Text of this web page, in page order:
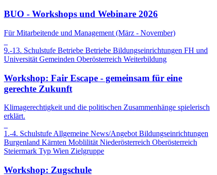
BUO - Workshops und Webinare 2026
Für Mitarbeitende und Management (März - November)
9.-13. Schulstufe Betriebe Betriebe Bildungseinrichtungen FH und
Universität Gemeinden Oberösterreich Weiterbildung
Workshop: Fair Escape - gemeinsam für eine
gerechte Zukunft
Klimagerechtigkeit und die politischen Zusammenhänge spielerisch
erklärt.
1.-4. Schulstufe Allgemeine News/Angebot Bildungseinrichtungen
Burgenland Kärnten Moblilität Niederösterreich Oberösterreich
Steiermark Typ Wien Zielgruppe
Workshop: Zugschule